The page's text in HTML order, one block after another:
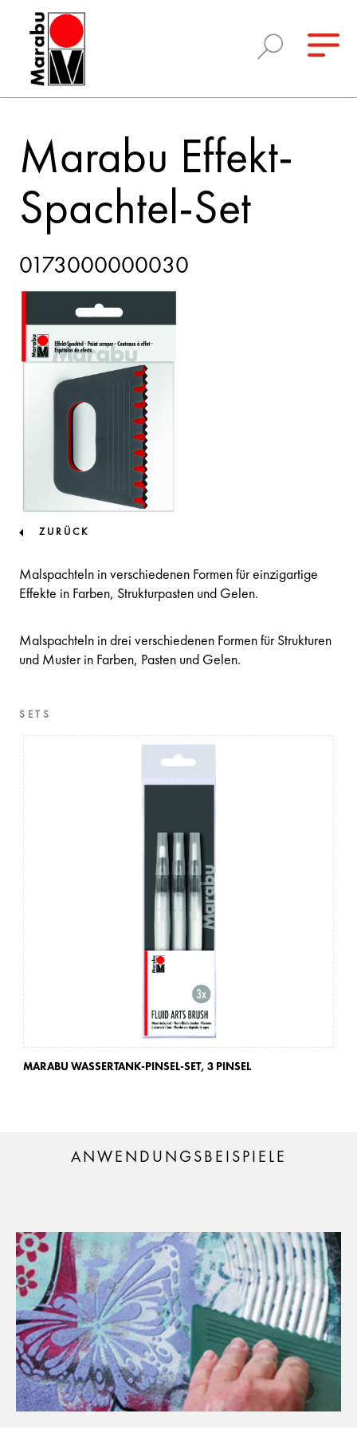
Marabu Effekt-
Spachtel-Set
0173000000030
ZURÜCK
Malspachteln in verschiedenen Formen für einzigartige
Effekte in Farben, Strukturpasten und Gelen.
Malspachteln in drei verschiedenen Formen für Strukturen
und Muster in Farben, Pasten und Gelen.
SETS
MARABU WASSERTANK-PINSEL-SET, 3 PINSEL
ANWENDUNGSBEISPIELE